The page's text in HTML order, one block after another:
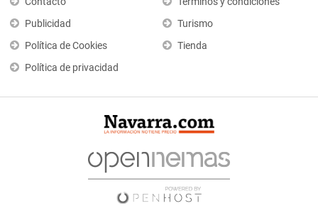
Publicidad
Política de Cookies
Política de privacidad
Turismo
Tienda